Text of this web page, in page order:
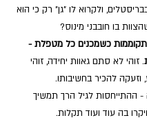
ולקרוא לו "גן" רק כי הוא
בו חובבני מינוס?
כשמכנים כל מטפלת -
. זוהי לא סתם גאוות יחידה, זוהי
להכיר בחשיבותו.
ההתייחסות לגיל הרך תמשיך
בה עוד ועוד תקלות.